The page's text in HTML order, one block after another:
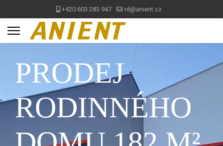
+420 603 283 947 rd@anient.cz
PRODEJ
RODINNÉHO